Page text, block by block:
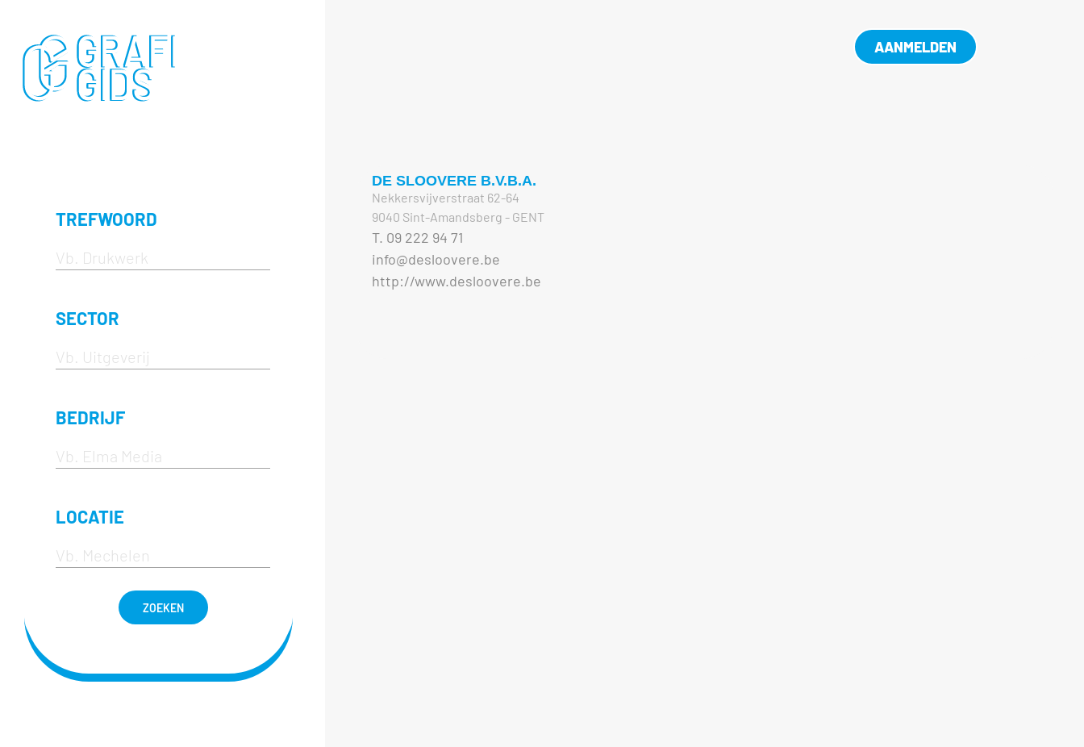
AANMELDEN
TREFWOORD
SECTOR
BEDRIJF
LOCATIE
ZOEKEN
DE SLOOVERE B.V.B.A.
Nekkersvijverstraat 62-64
9040 Sint-Amandsberg - GENT
T. 09 222 94 71
info@desloovere.be
http://www.desloovere.be